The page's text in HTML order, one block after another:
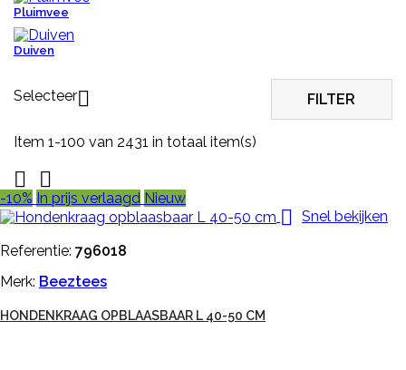
Pluimvee
Duiven
Selecteer FILTER
Item 1-100 van 2431 in totaal item(s)
 
-10% In prijs verlaagd Nieuw
 Snel bekijken
Referentie: 796018
Merk: Beeztees
HONDENKRAAG OPBLAASBAAR L 40-50 CM